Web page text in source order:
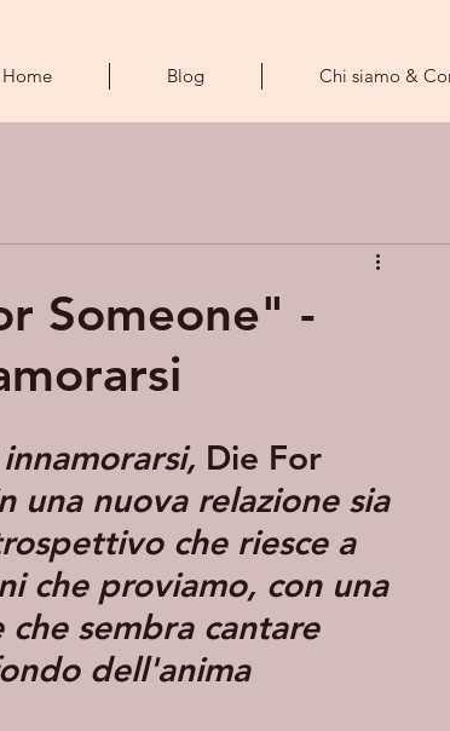
Home Blog Chi siamo &
Someone" -
innamorarsi,
Die For
una nuova relazione sia
che riesce a
che proviamo, con una
sembra cantare
dell'anima